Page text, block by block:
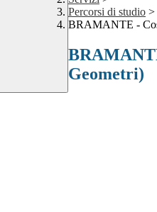
Percorsi di studio >
BRAMANTE -
Geometri)